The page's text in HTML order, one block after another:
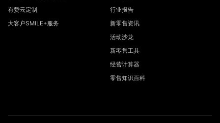
有赞云定制
大客户SMILE+服务
行业报告
新零售资讯
活动沙龙
新零售工具
经营计算器
零售知识百科